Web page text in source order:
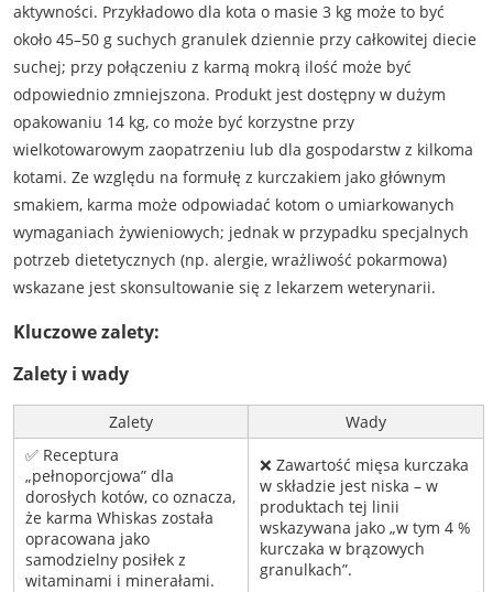
aktywności. Przykładowo dla kota o masie 3 kg może to być
około 45–50 g suchych granulek dziennie przy całkowitej diecie
suchej; przy połączeniu z karmą mokrą ilość może być
odpowiednio zmniejszona. Produkt jest dostępny w dużym
opakowaniu 14 kg, co może być korzystne przy
wielkotowarowym zaopatrzeniu lub dla gospodarstw z kilkoma
kotami. Ze względu na formułę z kurczakiem jako głównym
smakiem, karma może odpowiadać kotom o umiarkowanych
wymaganiach żywieniowych; jednak w przypadku specjalnych
potrzeb dietetycznych (np. alergie, wrażliwość pokarmowa)
wskazane jest skonsultowanie się z lekarzem weterynarii.
Kluczowe zalety:
Zalety i wady
Zalety
Wady
✅ Receptura
„pełnoporcjowa” dla
dorosłych kotów, co oznacza,
że karma Whiskas została
opracowana jako
samodzielny posiłek z
witaminami i minerałami.
❌ Zawartość mięsa kurczaka
w składzie jest niska – w
produktach tej linii
wskazywana jako „w tym 4 %
kurczaka w brązowych
granulkach”.